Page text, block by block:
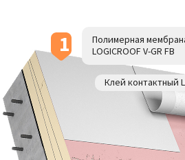
1
Клей контактный
Полимерная
LOGICROOF V-GR FB